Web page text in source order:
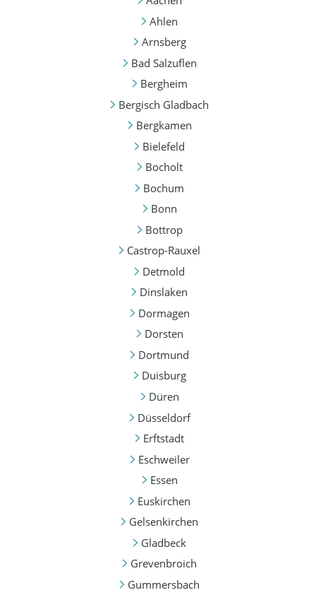
Ahlen
Arnsberg
Bad Salzuflen
Bergheim
Bergisch Gladbach
Bergkamen
Bielefeld
Bocholt
Bochum
Bonn
Bottrop
Castrop-Rauxel
Detmold
Dinslaken
Dormagen
Dorsten
Dortmund
Duisburg
Düren
Düsseldorf
Erftstadt
Eschweiler
Essen
Euskirchen
Gelsenkirchen
Gladbeck
Grevenbroich
Gummersbach